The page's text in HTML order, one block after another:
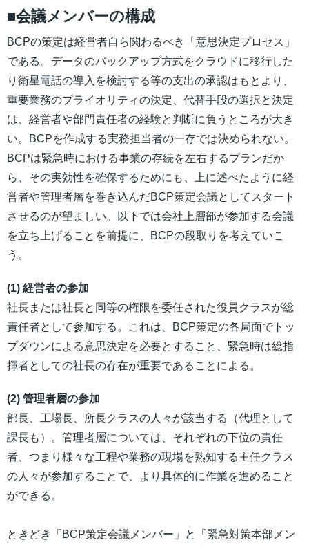
■会議メンバーの構成
BCPの策定は経営者自ら関わるべき「意思決定プロセス」
である。データのバックアップ方式をクラウドに移行した
り衛星電話の導入を検討する等の支出の承認はもとより、
重要業務のプライオリティの決定、代替手段の選択と決定
は、経営者や部門責任者の経験と判断に負うところが大き
い。BCPを作成する実務担当者の一存では決められない。
BCPは緊急時における事業の存続を左右するプランだか
ら、その実効性を確保するためにも、上に述べたように経
営者や管理者層を巻き込んだBCP策定会議としてスタート
させるのが望ましい。以下では会社上層部が参加する会議
を立ち上げることを前提に、BCPの段取りを考えていこ
う。
(1) 経営者の参加
社長または社長と同等の権限を委任された役員クラスが総
責任者として参加する。これは、BCP策定の各局面でトッ
プダウンによる意思決定を必要とすること、緊急時は総指
揮者としての社長の存在が重要であることによる。
(2) 管理者層の参加
部長、工場長、所長クラスの人々が該当する（代理として
課長も）。管理者層については、それぞれの下位の責任
者、つまり様々な工程や業務の現場を熟知する主任クラス
の人々が参加することで、より具体的に作業を進めること
ができる。
ときどき「BCP策定会議メンバー」と「緊急対策本部メン